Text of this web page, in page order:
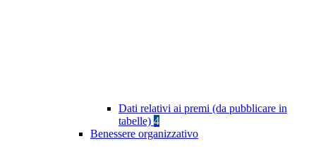
Dati relativi ai premi (da pubblicare in
tabelle) 4
Benessere organizzativo